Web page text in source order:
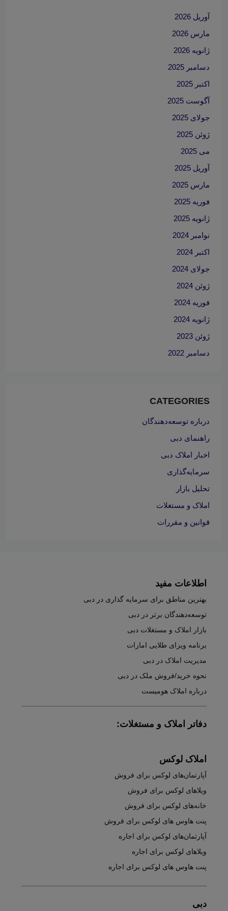
آوریل 2026
مارس 2026
ژانویه 2026
دسامبر 2025
اکتبر 2025
آگوست 2025
جولای 2025
ژوئن 2025
می 2025
آوریل 2025
مارس 2025
فوریه 2025
ژانویه 2025
نوامبر 2024
اکتبر 2024
جولای 2024
ژوئن 2024
فوریه 2024
ژانویه 2024
ژوئن 2023
دسامبر 2022
CATEGORIES
درباره توسعه‌دهندگان
راهنمای دبی
اخبار املاک دبی
سرمایه‌گذاری
تحلیل بازار
املاک و مستغلات
قوانین و مقررات
اطلاعات مفید
بهترین مناطق برای سرمایه گذاری در دبی
توسعه‌دهندگان برتر در دبی
بازار املاک و مستغلات دبی
برنامه ویزای طلایی امارات
مدیریت املاک در دبی
نحوه خرید/فروش ملک در دبی
درباره املاک هومیست
دفاتر املاک و مستغلات:
املاک لوکس
آپارتمان‌های لوکس برای فروش
ویلاهای لوکس برای فروش
خانه‌های لوکس برای فروش
پنت هاوس های لوکس برای فروش
آپارتمان‌های لوکس برای اجاره
ویلاهای لوکس برای اجاره
پنت هاوس های لوکس برای اجاره
دبی